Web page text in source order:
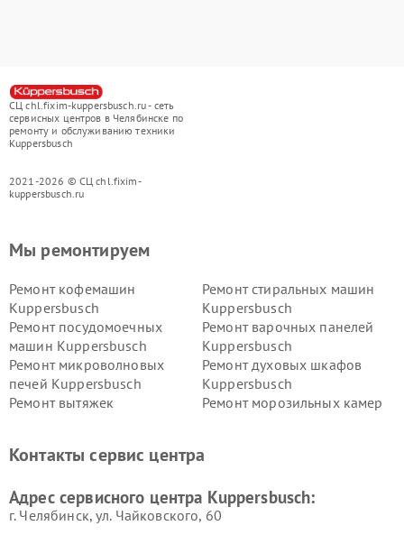
СЦ chl.fixim-kuppersbusch.ru - сеть
сервисных центров в Челябинске по
ремонту и обслуживанию техники
Kuppersbusch
2021-2026 © СЦ chl.fixim-
kuppersbusch.ru
Мы ремонтируем
Ремонт кофемашин
Kuppersbusch
Ремонт стиральных машин
Kuppersbusch
Ремонт посудомоечных
машин Kuppersbusch
Ремонт варочных панелей
Kuppersbusch
Ремонт микроволновых
печей Kuppersbusch
Ремонт духовых шкафов
Kuppersbusch
Ремонт вытяжек
Ремонт морозильных камер
Kuppersbusch
вакуумных упаковщиков
Ремонт сушильных машин Kuppersbusch
Контакты сервис центра
Адрес сервисного центра Kuppersbusch:
г. Челябинск, ул. Чайковского, 60